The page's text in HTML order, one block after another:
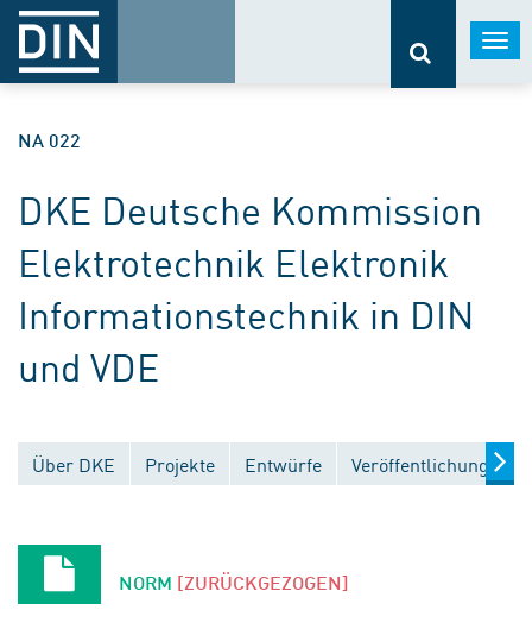
NA 022
DKE Deutsche Kommission
Elektrotechnik Elektronik
Informationstechnik in DIN
und VDE
Über DKE Projekte Entwürfe Veröffentlichungen
NORM [ZURÜCKGEZOGEN]